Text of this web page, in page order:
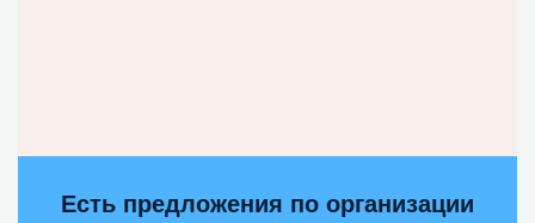
Есть предложения по организации